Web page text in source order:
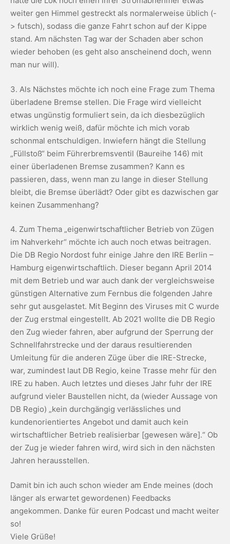
weiter gen Himmel gestreckt als normalerweise üblich (-
> futsch), sodass die ganze Fahrt schon auf der Kippe
stand. Am nächsten Tag war der Schaden aber schon
wieder behoben (es geht also anscheinend doch, wenn
man nur will).
3. Als Nächstes möchte ich noch eine Frage zum Thema
überladene Bremse stellen. Die Frage wird vielleicht
etwas ungünstig formuliert sein, da ich diesbezüglich
wirklich wenig weiß, dafür möchte ich mich vorab
schonmal entschuldigen. Inwiefern hängt die Stellung
„Füllstoß“ beim Führerbremsventil (Baureihe 146) mit
einer überladenen Bremse zusammen? Kann es
passieren, dass, wenn man zu lange in dieser Stellung
bleibt, die Bremse überlädt? Oder gibt es dazwischen gar
keinen Zusammenhang?
4. Zum Thema „eigenwirtschaftlicher Betrieb von Zügen
im Nahverkehr“ möchte ich auch noch etwas beitragen.
Die DB Regio Nordost fuhr einige Jahre den IRE Berlin –
Hamburg eigenwirtschaftlich. Dieser begann April 2014
mit dem Betrieb und war auch dank der vergleichsweise
günstigen Alternative zum Fernbus die folgenden Jahre
sehr gut ausgelastet. Mit Beginn des Viruses mit C wurde
der Zug erstmal eingestellt. Ab 2021 wollte die DB Regio
den Zug wieder fahren, aber aufgrund der Sperrung der
Schnellfahrstrecke und der daraus resultierenden
Umleitung für die anderen Züge über die IRE-Strecke,
war, zumindest laut DB Regio, keine Trasse mehr für den
IRE zu haben. Auch letztes und dieses Jahr fuhr der IRE
aufgrund vieler Baustellen nicht, da (wieder Aussage von
DB Regio) „kein durchgängig verlässliches und
kundenorientiertes Angebot und damit auch kein
wirtschaftlicher Betrieb realisierbar [gewesen wäre].“ Ob
der Zug je wieder fahren wird, wird sich in den nächsten
Jahren herausstellen.
Damit bin ich auch schon wieder am Ende meines (doch
länger als erwartet gewordenen) Feedbacks
angekommen. Danke für euren Podcast und macht weiter
so!
Viele Grüße!